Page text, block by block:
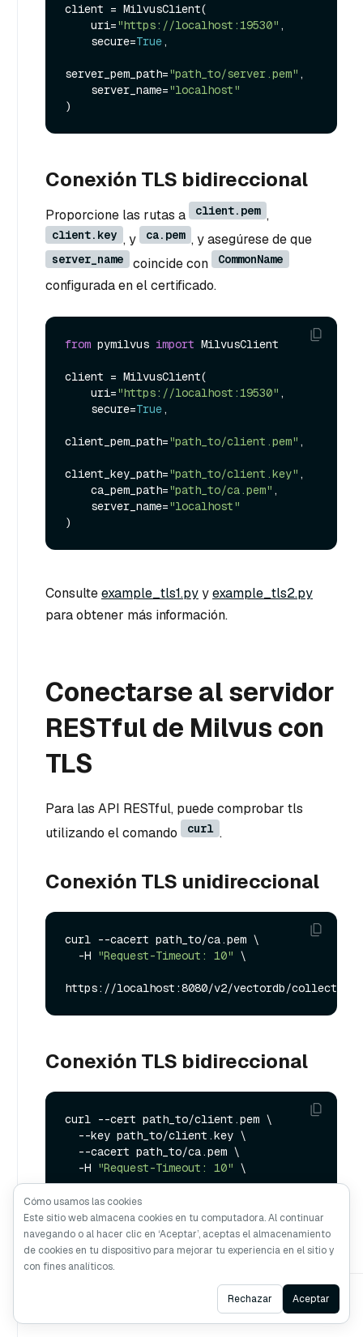
client = MilvusClient(
    uri=
"https://localhost:19530" ,
    secure=
True,
server_pem_path="path_to/server.pem" ,
    server_name=
"localhost"
Conexión TLS bidireccional
Proporcione las rutas a client.pem ,
client.key , y ca.pem , y asegúrese de que
server_name coincide con CommonName
configurada en el certificado.
from pymilvus import MilvusClient
client = MilvusClient(
    uri=
"https://localhost:19530" ,
    secure=
True,
client_pem_path="path_to/client.pem" ,
client_key_path="path_to/client.key" ,
    ca_pem_path=
"path_to/ca.pem" ,
    server_name=
"localhost"
Consulteexample_tls1.pyyexample_tls2.py
para obtener más información.
Conectarse al servidor
RESTful de Milvus con
TLS
Para las API RESTful, puede comprobar tls
utilizando el comando
curl .
Conexión TLS unidireccional
curl --cacert path_to/ca.pem \
  -H
"Request-Timeout: 10" \
Conexión TLS bidireccional
curl --cert path_to/client.pem \
  -H
"Request-Timeout: 10" \
Ask AI
Cómo usamos las cookies
Este sitio web almacena cookies en tu computadora. Al continuar
navegando o al hacer clic en ‘Aceptar’, aceptas el almacenamiento
de cookies en tu dispositivo para mejorar tu experiencia en el sitio y
con fines analíticos.
Rechazar Aceptar